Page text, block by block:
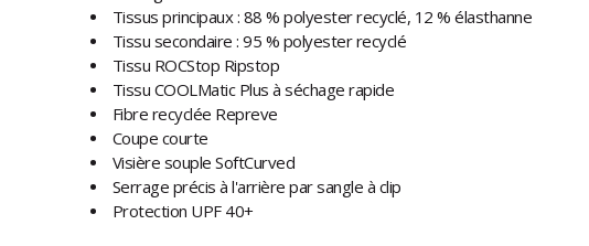
Tissus principaux : 88 % polyester recyclé, 12 % élasthanne
Tissu secondaire : 95 % polyester recyclé
Tissu ROCStop Ripstop
Tissu COOLMatic Plus à séchage rapide
Fibre recyclée Repreve
Coupe courte
Visière souple SoftCurved
Serrage précis à l'arrière par sangle à clip
Protection UPF 40+